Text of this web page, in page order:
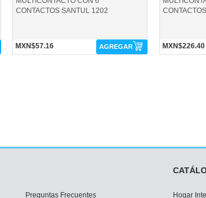
CONTACTOS SANTUL 1202
MXN$57.16 AGREGAR MXN$226.40
Preguntas Frecuentes Hogar